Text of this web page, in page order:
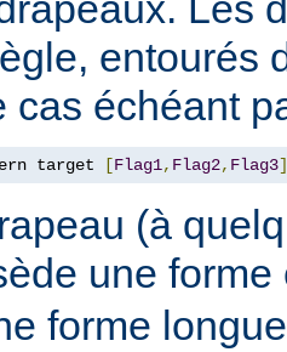
entourés
cas échéant
target [Flag1, Flag2, Flag3]
(à
une
forme